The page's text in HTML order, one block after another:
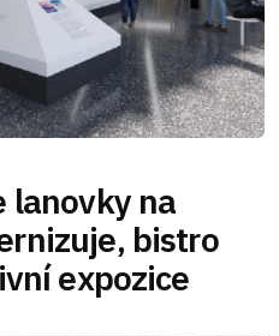
lanovky na
bistro
expozice